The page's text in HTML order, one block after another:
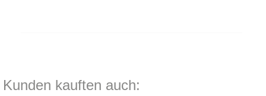
Kunden kauften auch: